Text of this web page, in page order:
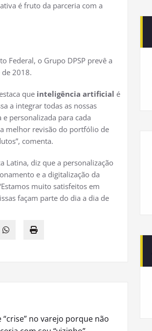
é fruto da parceria com a
Federal, o Grupo DPSP prevê a
2018.
que inteligência artificial é
a integrar todas as nossas
personalizada para cada
melhor revisão do portfólio de
comenta.
Latina, diz que a personalização
e a digitalização da
muito satisfeitos em
façam parte do dia a dia de
“crise” no varejo porque não